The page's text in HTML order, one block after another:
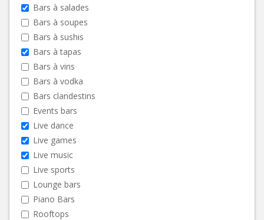
Bars à salades
Bars à soupes
Bars à sushis
Bars à tapas
Bars à vins
Bars à vodka
Bars clandestins
Events bars
Live dance
Live games
Live music
Live sports
Lounge bars
Piano Bars
Rooftops